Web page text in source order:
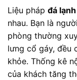
Liệu pháp đá lạnh
nhau. Bạn là
phòng thường
lưng cổ gáy, đều
khỏe. Thống kê
của khách tăng